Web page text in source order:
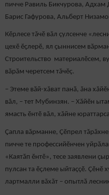
пичче Равиль Бикчурова,
Барис Гафурова, Альберт
Кӗрлесе тăчӗ вăл çулсенче
цехӗ ӗҫлерӗ, ял ҫыннисем
Строительство материалӗсем,
вăрăм черетсем тăчӗç.
– Этеме вӑй-хăват панӑ, ăна
вăл, – тет Мубинзян. – Хӑйӗн
ямасть ӗнтӗ вăл, хăйне
Çапла вăрманне, Çӗпрел
пичче те профессийӗнчен
«Каятӑп ӗнтӗ», тесе заявлени
пулсан та ӗҫлеме ыйтаççӗ. Ҫӗнӗ
лартмалли вăхăт – опытлӑ